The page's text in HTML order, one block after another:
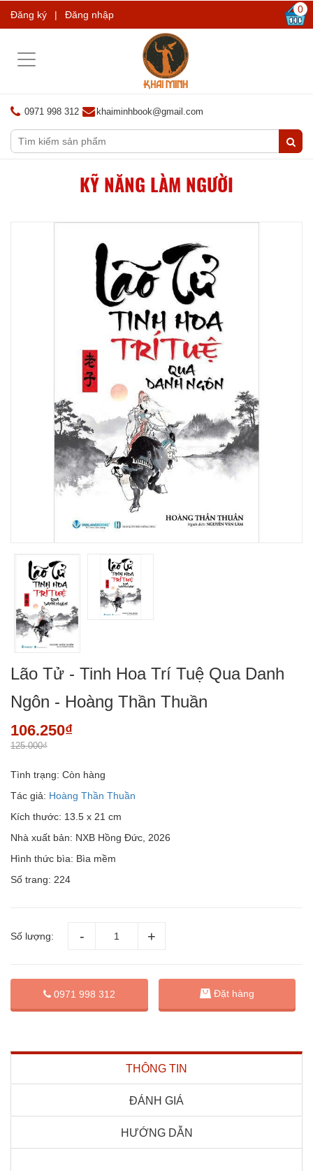
Đăng ký | Đăng nhập 0
Toggle
0971 998 312 khaiminhbook@gmail.com
KỸ NĂNG LÀM NGƯỜI
Lão Tử - Tinh Hoa Trí Tuệ Qua Danh
Ngôn - Hoàng Thần Thuần
106.250₫
125.000₫
Tình trạng: Còn hàng
Tác giả: Hoàng Thần Thuần
Kích thước: 13.5 x 21 cm
Nhà xuất bản: NXB Hồng Đức, 2026
Hình thức bìa: Bìa mềm
Số trang: 224
Số lượng:
0971 998 312 Đặt hàng
THÔNG TIN
ĐÁNH GIÁ
HƯỚNG DẪN